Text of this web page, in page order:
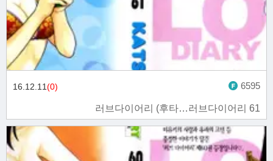
러브다이어리 (후타…러브다이어리 61
16.12.11(0) 6595